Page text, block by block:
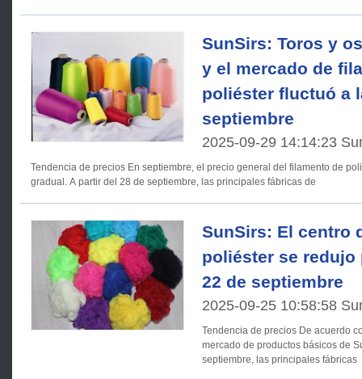
SunSirs: Toros y
y el mercado de
poliéster fluctuó a
septiembre
2025-09-29 14:14:23
Tendencia de precios En septiembre, el precio general del filamento de poliéster mostró un descenso
gradual. A partir del 28 de septiembre, las principales fábricas de
SunSirs: El centro
poliéster se redujo
22 de septiembre
2025-09-25 10:58:58
Tendencia de precios De acuerdo con el sistema de análisis del
mercado de productos básicos de
septiembre, las principales fábricas